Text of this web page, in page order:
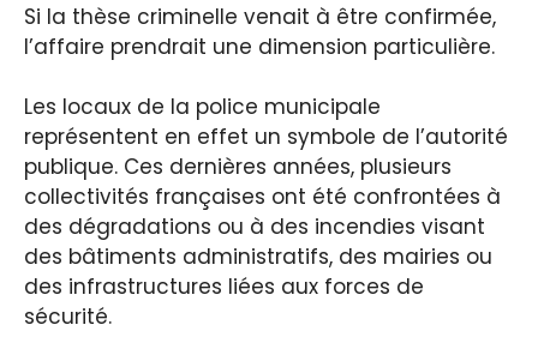
Si la thèse criminelle venait à être confirmée,
l’affaire prendrait une dimension particulière.
Les locaux de la police municipale
représentent en effet un symbole de l’autorité
publique. Ces dernières années, plusieurs
collectivités françaises ont été confrontées à
des dégradations ou à des incendies visant
des bâtiments administratifs, des mairies ou
des infrastructures liées aux forces de
sécurité.